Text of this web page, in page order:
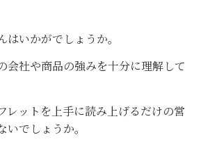
いかがでしょうか。
会社や商品の強みを十分に理解して
レットを上手に読み上げるだけの営
でしょうか。